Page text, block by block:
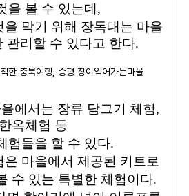
을 볼 수 있는데,
을 막기 위해 장독대는 마을
관리할 수 있다고 한다.
에서는 장류 담그기 체험,
한옥체험 등
험들을 할 수 있다.
마을에서 제공된 키트로
수 있는 특별한 체험이다.